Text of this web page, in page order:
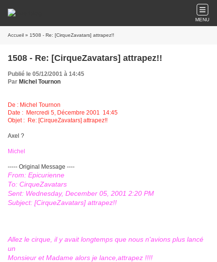
MENU
Accueil » 1508 - Re: [CirqueZavatars] attrapez!!
1508 - Re: [CirqueZavatars] attrapez!!
Publié le 05/12/2001 à 14:45
Par Michel Tournon
De : Michel Tournon
Date : Mercredi 5, Décembre 2001 14:45
Objet : Re: [CirqueZavatars] attrapez!!
Axel ?
Michel
----- Original Message ----
From: Epicurienne
To: CirqueZavatars
Sent: Wednesday, December 05, 2001 2:20 PM
Subject: [CirqueZavatars] attrapez!!
Allez le cirque, il y avait longtemps que nous n'avions plus lancé
un
Monsieur et Madame alors je lance,attrapez !!!!